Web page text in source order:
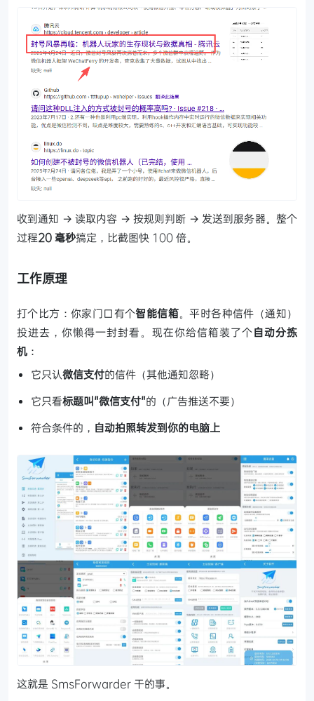
收到通知 → 读取内容 → 按规则判断 → 发送到服务器。整个
过程20 毫秒搞定，比截图快 100 倍。
工作原理
打个比方：你家门口有个智能信箱。平时各种信件（通知）
投进去，你懒得一封封看。现在你给信箱装了个自动分拣
机 ：
它只认微信支付的信件（其他通知忽略）
它只看标题叫"微信支付"的（广告推送不要）
符合条件的， 自动拍照转发到你的电脑上
这就是 SmsForwarder 干的事。